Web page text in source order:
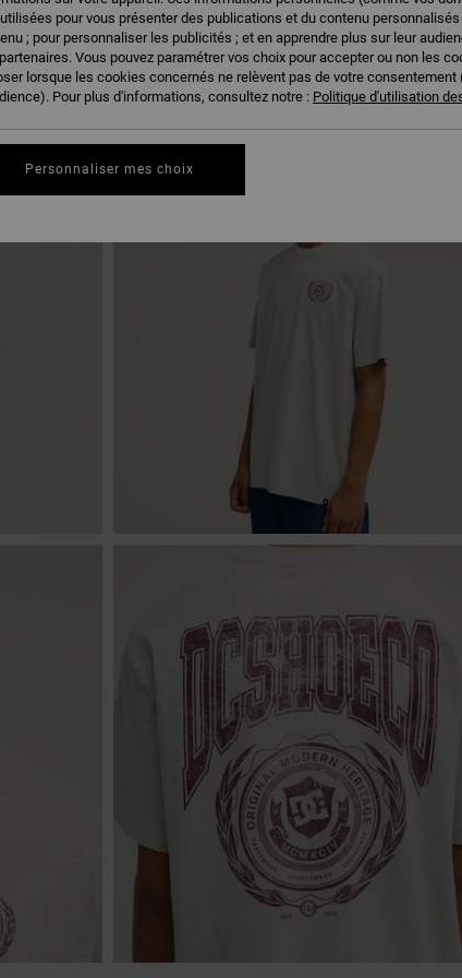
pour vous présenter des publications et du contenu
; pour personnaliser les publicités ; et en apprendre plus sur leur
Vous pouvez paramétrer vos choix pour accepter ou non les
lorsque les cookies concernés ne relèvent pas de votre
Pour plus d'informations, consultez notre : Politique d'utilisation
Personnaliser mes choix